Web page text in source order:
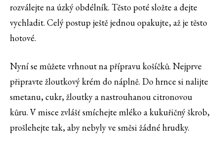
rozválejte na úzký obdélník. Těsto poté složte a dejte
vychladit. Celý postup ještě jednou opakujte, až je těsto
hotové.
Nyní se můžete vrhnout na přípravu košíčků. Nejprve
připravte žloutkový krém do náplně. Do hrnce si nalijte
smetanu, cukr, žloutky a nastrouhanou citronovou
kůru. V misce zvlášť smíchejte mléko a kukuřičný škrob,
prošlehejte tak, aby nebyly ve směsi žádné hrudky.